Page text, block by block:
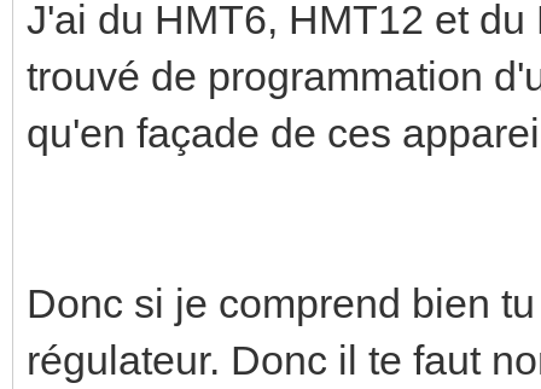
J'ai du HMT6, HMT12 et
trouvé de programmation
qu'en façade de ces
Donc si je comprend bien
régulateur. Donc il te faut